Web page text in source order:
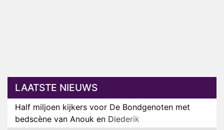
LAATSTE NIEUWS
Half miljoen kijkers voor De Bondgenoten met
bedscène van Anouk en Diederik